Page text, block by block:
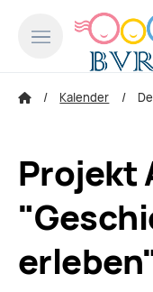
Kalender
Projekt